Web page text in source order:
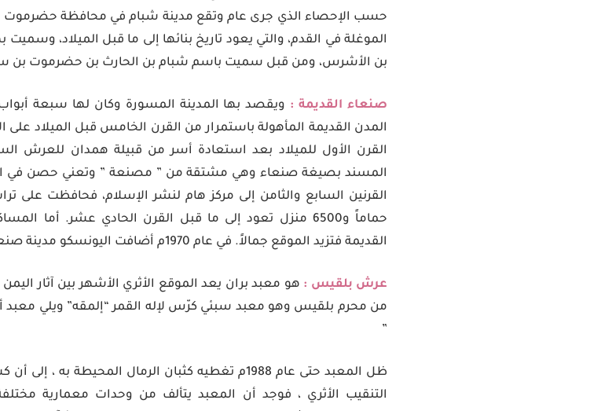
حسب الإحصاء الذي جرى عام وتقع مدينة شبام في محافظة حضرموت
الموغلة في القدم، والتي يعود تاريخ بنائها إلى ما قبل الميلاد،
بن الأشرس، ومن قبل سميت باسم شبام بن الحارث بن حضرموت بن
صنعاء القديمة : ويقصد بها المدينة المسورة وكان لها سبعة
المدن القديمة المأهولة باستمرار من القرن الخامس قبل الميلاد
القرن الأول للميلاد بعد استعادة أسر من قبيلة همدان للعرش
المسند بصيغة صنعاء وهي مشتقة من ” مصنعة ” وتعني حصن في
حماماً و6500 منزل تعود إلى ما قبل القرن الحادي عشر. أما
القديمة فتزيد الموقع جمالاً. في عام 1970م أضافت اليونسكو مدينة صنعاء القديمة مواقع التراث العالمي الإنساني.
عرش بلقيس :
من محرم بلقيس وهو معبد سبئي كرّس لإله القمر “إلمقه” ويلي معبد
”
ظل المعبد حتى عام 1988م تغطيه كثبان الرمال
التنقيب الأثري ، فوجد أن المعبد يتألف من وحدات معمارية